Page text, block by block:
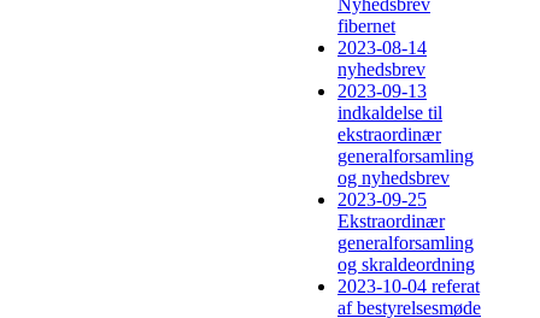
fibernet
2023-08-14
nyhedsbrev
2023-09-13
indkaldelse til
ekstraordinær
generalforsamling
og nyhedsbrev
2023-09-25
Ekstraordinær
generalforsamling
og skraldeordning
2023-10-04 referat
af bestyrelsesmøde